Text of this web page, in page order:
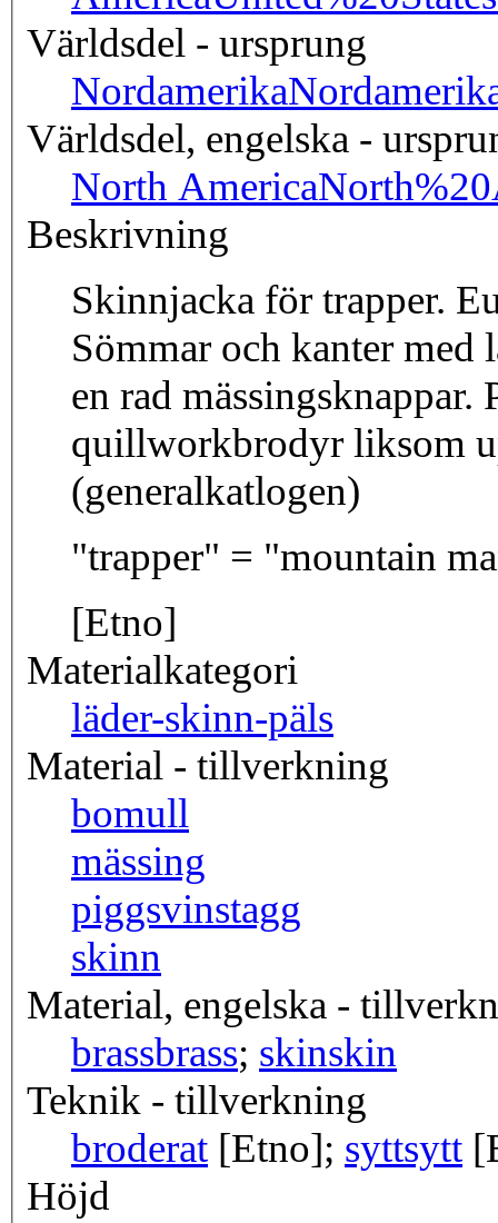
Världsdel - ursprung
Nordamerika
Världsdel, engelska -
North America
Beskrivning
Skinnjacka för trapper.
Sömmar och kanter med
en rad mässingsknappar.
quillworkbrodyr liksom
(generalkatlogen)
"trapper" =
[Etno]
Materialkategori
läder-skinn-päls
Material - tillverkning
bomull
mässing
piggsvinstagg
skinn
Material, engelska -
brassbrass; skinskin
Teknik - tillverkning
broderat [Etno]; syttsytt
Höjd